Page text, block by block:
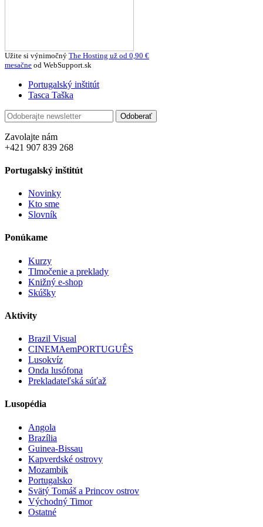
Užite si výnimočný The Hosting už od 0,90 ‎€
mesačne od WebSupport.sk
Portugalský inštitút
Tasca Taška
Odoberať
Zavolajte nám
+421 907 839 268
Portugalský inštitút
Novinky
Kto sme
Slovník
Ponúkame
Kurzy
Tlmočenie a preklady
Knižný e-shop
Skúšky
Aktivity
Brazil Visual
CINEMAemPORTUGUÊS
Lusokvíz
Onda lusófona
Prekladateľská súťaž
Lusopédia
Angola
Brazília
Guinea-Bissau
Kapverdské ostrovy
Mozambik
Portugalsko
Svätý Tomáš a Princov ostrov
Východný Timor
Ostatné